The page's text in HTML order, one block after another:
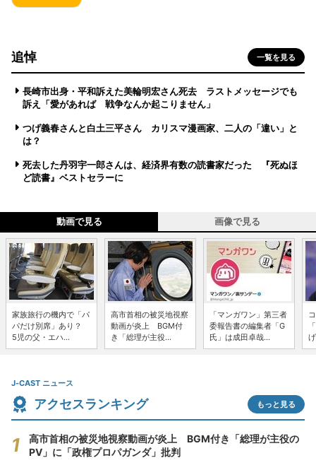
追悼 一覧を見る
長崎市出身・平和訴えた美輪明宏さん死去 ラストメッセージでも
訴え「愛があれば 戦争なんか起こりません」
つげ義春さんと白土三平さん カリスマ漫画家、二人の「違い」と
は？
死去した丹羽宇一郎さんは、経済界有数の読書家だった 『死ぬほ
ど読書』ベストセラーに
動画で見る 画像で見る
家族旅行の機内で「パ
パだけ別席」あり？
5児の父・エハ...
高市首相の被災地視察
動画が炎上 BGM付
き「総理が主役...
「マンガワン」第三者
委報告書の編集者「G
氏」は成田卓哉...
J-CAST ニュース
アクセスランキング もっと見る
高市首相の被災地視察動画が炎上 BGM付き「総理が主役の
PV」に「政権プロパガンダ」批判